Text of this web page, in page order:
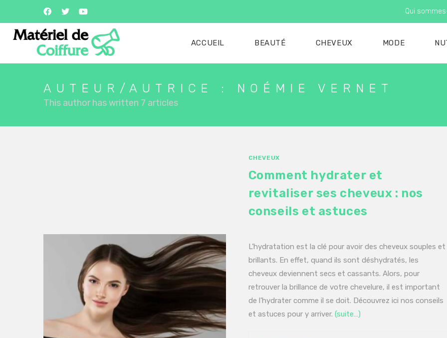
Qui
ACCUEIL BEAUTÉ CHEVEUX MODE
AUTEUR/AUTRICE : NOÉMIE VERNET
This author has written 7 articles
CHEVEUX
Comment hydrater et
revitaliser ses cheveux : nos
conseils et astuces
L’hydratation est la clé pour avoir des cheveux souples et
brillants. En effet, quand ils sont déshydratés, les
cheveux deviennent secs et cassants. Alors, pour
retrouver la brillance de votre chevelure, il est important
de l’hydrater comme il se doit. Découvrez ici nos conseils
et astuces pour y arriver. (suite…)